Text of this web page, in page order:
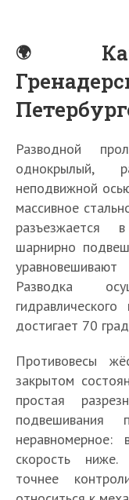
Разводной
однокрылый,
неподвижной
массивное
шарнирно
Разводка
достигает 70
Противовесы
закрытом
простая
подвешивания
скорость ниже.
точнее